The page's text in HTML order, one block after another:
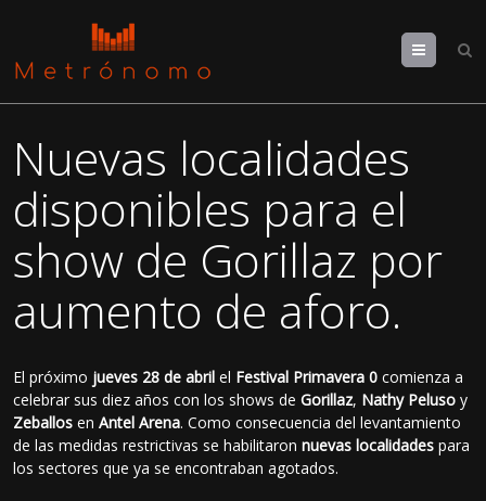
Menu
Nuevas localidades
disponibles para el
show de Gorillaz por
aumento de aforo.
El próximo jueves 28 de abril el Festival Primavera 0 comienza a
celebrar sus diez años con los shows deGorillaz, Nathy Peluso y
Zeballos enAntel Arena. Como consecuencia del levantamiento
de las medidas restrictivas se habilitaronnuevas localidades para
los sectores que ya se encontraban agotados.